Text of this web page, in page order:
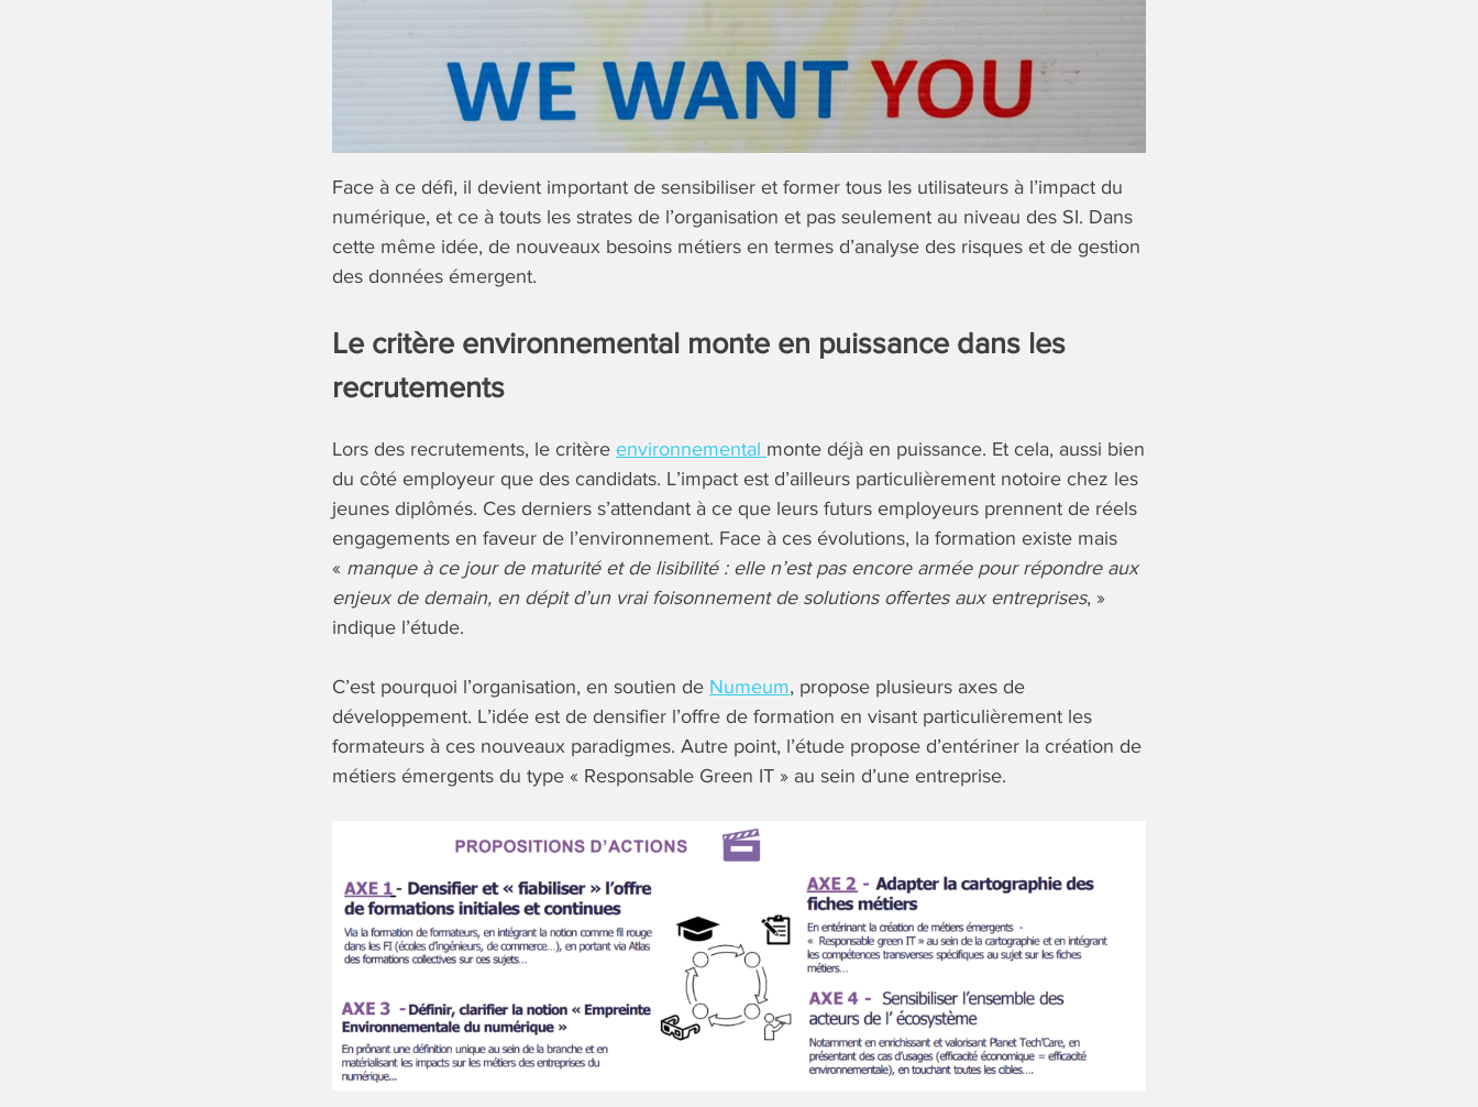
Face à ce défi, il devient important de sensibiliser et former tous les utilisateurs à l’impact du
numérique, et ce à touts les strates de l’organisation et pas seulement au niveau des SI. Dans
cette même idée, de nouveaux besoins métiers en termes d’analyse des risques et de gestion
des données émergent.
Le critère environnemental monte en puissance dans les
recrutements
Lors des recrutements, le critère environnemental monte déjà en puissance. Et cela, aussi bien
du côté employeur que des candidats. L’impact est d’ailleurs particulièrement notoire chez les
jeunes diplômés. Ces derniers s’attendant à ce que leurs futurs employeurs prennent de réels
engagements en faveur de l’environnement. Face à ces évolutions, la formation existe mais
« manque à ce jour de maturité et de lisibilité : elle n’est pas encore armée pour répondre aux
enjeux de demain, en dépit d’un vrai foisonnement de solutions offertes aux entreprises, »
indique l’étude.
C’est pourquoi l’organisation, en soutien de Numeum, propose plusieurs axes de
développement. L’idée est de densifier l’offre de formation en visant particulièrement les
formateurs à ces nouveaux paradigmes. Autre point, l’étude propose d’entériner la création de
métiers émergents du type « Responsable Green IT » au sein d’une entreprise.